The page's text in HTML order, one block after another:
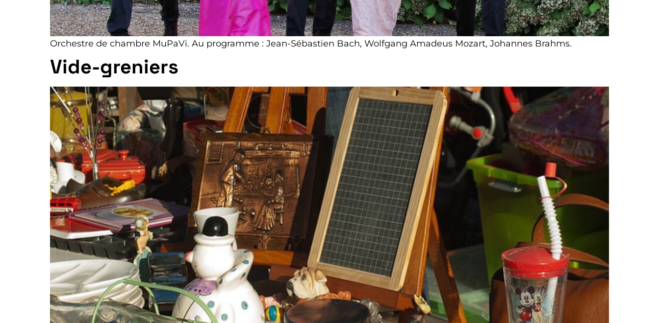
Orchestre de chambre MuPaVi. Au programme : Jean-Sébastien Bach, Wolfgang Amadeus Mozart, Johannes Brahms.
Vide-greniers